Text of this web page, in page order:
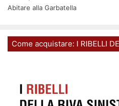
Abitare alla Garbatella
Come acquistare: I RIBELLI